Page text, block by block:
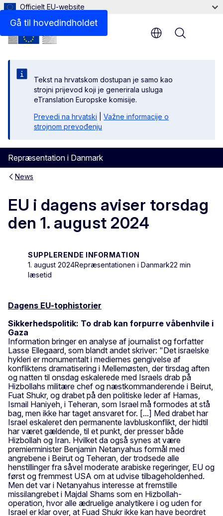
Gå til hovedindholdet
Officielt EU-website
Tekst na hrvatskom dostupan je samo kao
strojni prijevod koji je generirala usluga
eTranslation Europske komisije.
Prevedi na hrvatski
Važne informacije o
strojnom prevođenju
Repræsentation i Danmark
Menu
News
EU i dagens aviser torsdag
den 1. august 2024
SUPPLERENDE INFORMATION
1. august 2024Repræsentationen i Danmark22 min
læsetid
Dagens EU-tophistorier
Sikkerhedspolitik: To drab kan forpurre våbenhvile i
Gaza
Information bringer en analyse af journalist og forfatter
Lasse Ellegaard, som blandt andet skriver: "Det israelske
hykleri er monumentalt i mediernes gengivelse af
konfliktens dramatisering i Mellemøsten, der tirsdag aften
og natten til onsdag eskalerede med Israels drab på
Hizbollahs militære chef og næstkommanderende i Beirut,
Fuat Shukr, og drabet på den politiske leder af Hamas,
Ismail Haniyeh, i Teheran, som Israel må formodes at stå
bag, men ikke har taget ansvaret for. [...] Med drabet har
Israel eskaleret den permanente lavbluskonflikt, der hidtil
har været gældende, til et punkt, der presser både
Hizbollah og Iran. Hvilket da også synes at være
premierminister Benjamin Netanyahus formål med
angrebene i Beirut og Teheran, der trodsede alle
henstillinger fra såvel moderate arabiske regeringer, EU og
først og fremmest USA om at udvise tilbageholdenhed.
Men det var i Netanyahus interesse at fremstille
missilangrebet i Majdal Shams som en Hizbollah-
operation, hvor alle ædruelige analytikere i og uden for
Israel er klar over, at Fuad Shukr ikke kan have beordret